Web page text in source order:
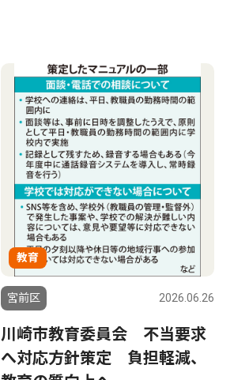
教育
宮前区 2026.06.26
川崎市教育委員会 不当要求
へ対応方針策定 負担軽減、